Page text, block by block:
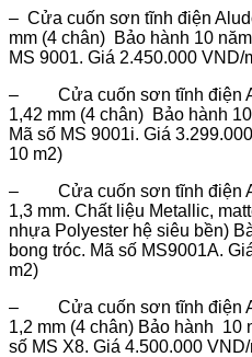
– Cửa cuốn sơn tĩnh điện
mm (4 chân) Bảo hành 10
MS 9001. Giá 2.450.000 VND/
– Cửa cuốn sơn tĩnh điện
1,42 mm (4 chân) Bảo hành
Mã số MS 9001i. Giá
10 m2)
– Cửa cuốn sơn tĩnh điện
1,3 mm. Chất liệu Metallic,
nhựa Polyester hệ siêu bền)
bong tróc. Mã số MS9001A.
m2)
– Cửa cuốn sơn tĩnh điện
1,2 mm (4 chân) Bảo hành 10
số MS X8. Giá 4.500.000